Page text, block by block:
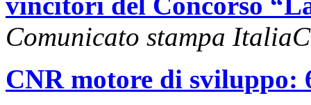
Comunicato stampa
CNR motore di sviluppo: